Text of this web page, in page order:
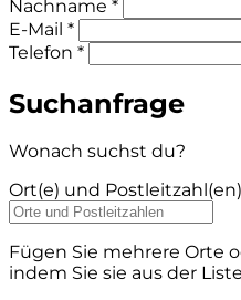
Nachname *
E-Mail *
Telefon *
Suchanfrage
Wonach suchst du?
Ort(e) und
Fügen Sie mehrere Orte
indem Sie sie aus der